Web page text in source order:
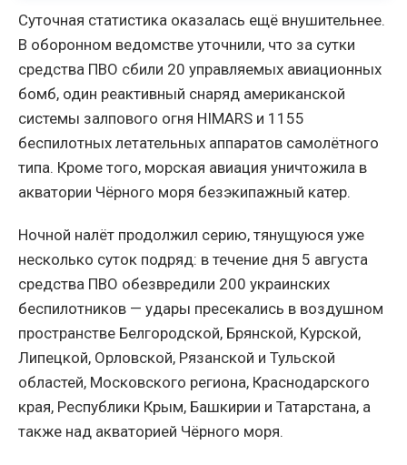
Суточная статистика оказалась ещё внушительнее.
В оборонном ведомстве уточнили, что за сутки
средства ПВО сбили 20 управляемых авиационных
бомб, один реактивный снаряд американской
системы залпового огня HIMARS и 1155
беспилотных летательных аппаратов самолётного
типа. Кроме того, морская авиация уничтожила в
акватории Чёрного моря безэкипажный катер.
Ночной налёт продолжил серию, тянущуюся уже
несколько суток подряд: в течение дня 5 августа
средства ПВО обезвредили 200 украинских
беспилотников — удары пресекались в воздушном
пространстве Белгородской, Брянской, Курской,
Липецкой, Орловской, Рязанской и Тульской
областей, Московского региона, Краснодарского
края, Республики Крым, Башкирии и Татарстана, а
также над акваторией Чёрного моря.